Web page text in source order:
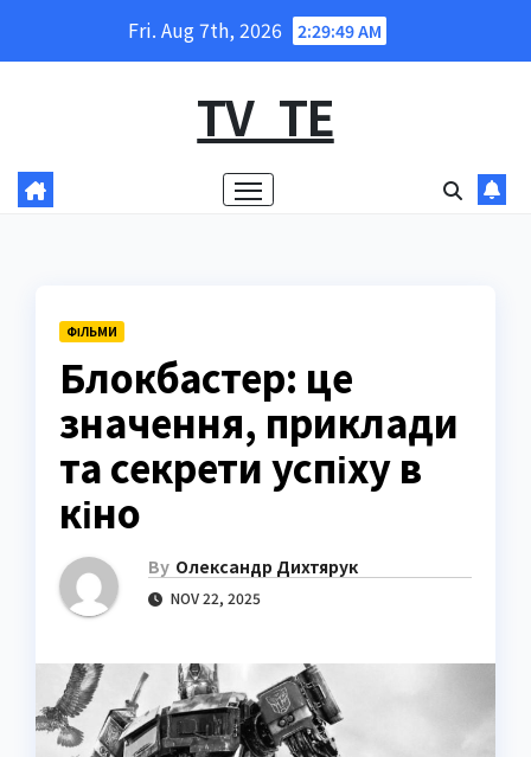
Fri. Aug 7th, 2026 2:29:50 AM
TV_TE
ФІЛЬМИ
Блокбастер: це
значення, приклади
та секрети успіху в
кіно
By Олександр Дихтярук
NOV 22, 2025